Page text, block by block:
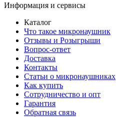
Информация и сервисы
Каталог
Что такое микронаушник
Отзывы и Розыгрыши
Вопрос-ответ
Доставка
Контакты
Статьи о микронаушниках
Как купить
Сотрудничество и опт
Гарантия
Обратная связь